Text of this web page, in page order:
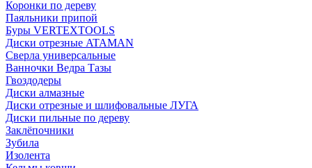
Коронки по дереву
Паяльники припой
Буры VERTEXTOOLS
Диски отрезные ATAMAN
Сверла универсальные
Ванночки Ведра Тазы
Гвоздодеры
Диски алмазные
Диски отрезные и шлифовальные ЛУГА
Диски пильные по дереву
Заклёпочники
Зубила
Изолента